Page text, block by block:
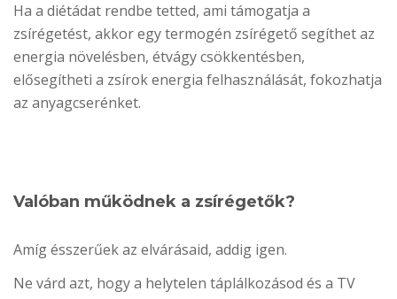
Ha a diétádat rendbe tetted, ami támogatja a
zsírégetést, akkor egy termogén zsírégető segíthet az
energia növelésben, étvágy csökkentésben,
elősegítheti a zsírok energia felhasználását, fokozhatja
az anyagcserénket.
Valóban működnek a zsírégetők?
Amíg ésszerűek az elvárásaid, addig igen.
Ne várd azt, hogy a helytelen táplálkozásod és a TV